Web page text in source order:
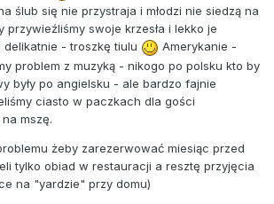
ślub się nie przystraja i młodzi nie siedzą na
przywieźliśmy swoje krzesła i lekko je
- troszkę tiulu
Amerykanie -
problem z muzyką - nikogo po polsku kto by
były po angielsku - ale bardzo fajnie
ciasto w paczkach dla gości
mszę.
żeby zarezerwować miesiąc przed
tylko obiad w restauracji a resztę przyjęcia
na "yardzie" przy domu)